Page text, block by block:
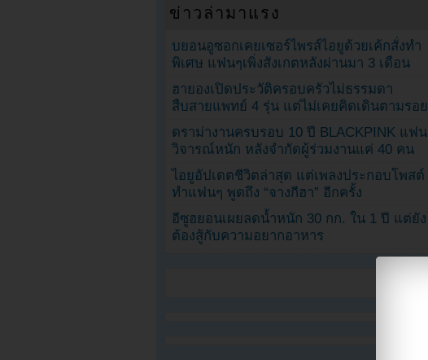
ข่าวล่ามาแรง
บยอนอูซอกเคยเซอร์ไพรส์ไอยูด้วยเค้กสั่งทำ
พิเศษ แฟนๆเพิ่งสังเกตหลังผ่านมา 3 เดือน
ฮายองเปิดประวัติครอบครัวไม่ธรรมดา
สืบสายแพทย์ 4 รุ่น แต่ไม่เคยคิดเดินตามรอย
ดราม่างานครบรอบ 10 ปี BLACKPINK แฟน
วิจารณ์หนัก หลังจำกัดผู้ร่วมงานแค่ 40 คน
ไอยูอัปเดตชีวิตล่าสุด แต่เพลงประกอบโพสต์
ทำแฟนๆ พูดถึง “จางกีฮา” อีกครั้ง
อีซูฮยอนเผยลดน้ำหนัก 30 กก. ใน 1 ปี แต่ยัง
ต้องสู้กับความอยากอาหาร